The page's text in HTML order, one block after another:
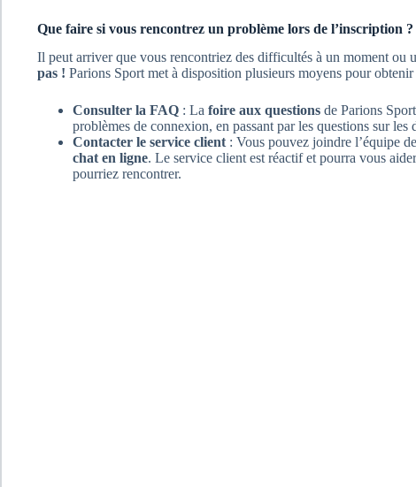
Que faire si vous rencontrez un problème lors de l’inscription ?
Il peut arriver que vous rencontriez des difficultés à un moment ou
pas ! Parions Sport met à disposition plusieurs moyens pour obtenir
Consulter la FAQ : La foire aux questions de Parions
problèmes de connexion, en passant par les questions sur les
Contacter le service client : Vous pouvez joindre l’équipe
chat en ligne. Le service client est réactif et pourra vous
pourriez rencontrer.